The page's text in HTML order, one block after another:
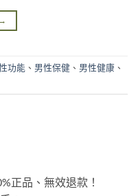
→
功能 、 男性保健 、 男性健康 、
正品、無效退款！